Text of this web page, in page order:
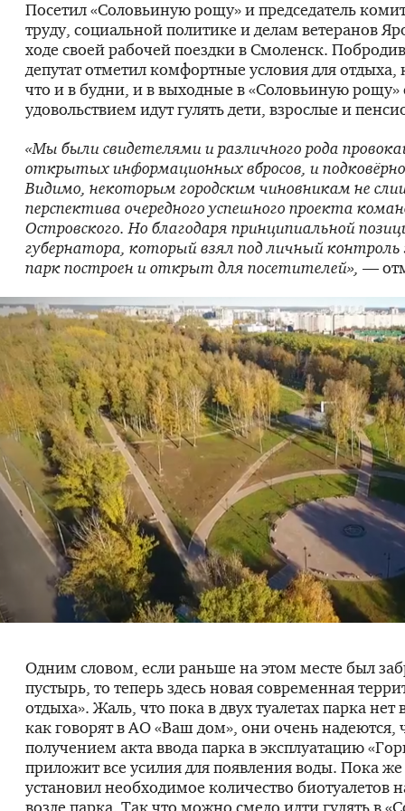
Посетил «Соловьиную рощу» и председатель
труду, социальной политике и делам ветеранов
ходе своей рабочей поездки в Смоленск.
депутат отметил комфортные условия для отдыха,
что и в будни, и в выходные в «Соловьиную рощу»
удовольствием идут гулять дети, взрослые и
«Мы были свидетелями и различного рода
открытых информационных вбросов, и
Видимо, некоторым городским чиновникам не
перспектива очередного успешного проекта
Островского. Но благодаря принципиальной
губернатора, который взял под личный
парк построен и открыт для посетителей», —
Одним словом, если раньше на этом месте был
пустырь, то теперь здесь новая современная
отдыха». Жаль, что пока в двух туалетах парка
как говорят в АО «Ваш дом», они очень надеются,
получением акта ввода парка в эксплуатацию
приложит все усилия для появления воды. Пока
установил необходимое количество биотуалетов
возле парка. Так что можно смело идти гулять в